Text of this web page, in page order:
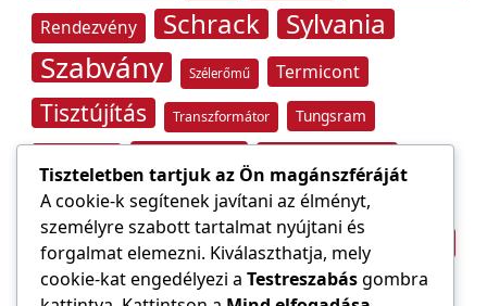
Rendezvény Schrack Sylvania
Szabvány Szélerőmű Termicont
Tisztújítás Transzformátor Tungsram
Villámvédelem
Világítástechnika Áramfogyasztás
Áramszolgáltató Építőipar átviteli hálózat
Tiszteletben tartjuk az Ön magánszféráját
A cookie-k segítenek javítani az élményt,
személyre szabott tartalmat nyújtani és
forgalmat elemezni. Kiválaszthatja, mely
cookie-kat engedélyezi a Testreszabásgombra